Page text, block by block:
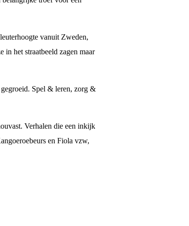
vanuit Zweden,
in het straatbeeld zagen maar
gegroeid. Spel & leren, zorg &
Verhalen die een inkijk
en Fiola vzw,